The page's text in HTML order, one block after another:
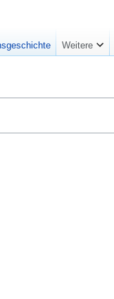
Weitere